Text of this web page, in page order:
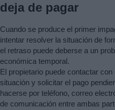
deja de pagar
Cuando se produce el primer
intentar resolver la situación de
el retraso puede deberse a un
económica temporal.
El propietario puede contactar
situación y solicitar el pago
hacerse por teléfono, correo
de comunicación entre ambas